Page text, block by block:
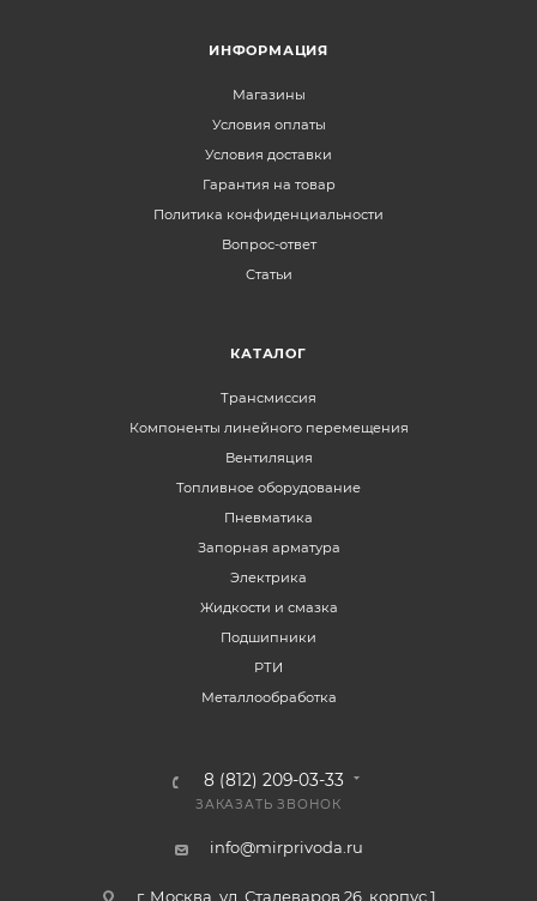
ИНФОРМАЦИЯ
Магазины
Условия оплаты
Условия доставки
Гарантия на товар
Политика конфиденциальности
Вопрос-ответ
Статьи
КАТАЛОГ
Трансмиссия
Компоненты линейного перемещения
Вентиляция
Топливное оборудование
Пневматика
Запорная арматура
Электрика
Жидкости и смазка
Подшипники
РТИ
Металлообработка
8 (812) 209-03-33
ЗАКАЗАТЬ ЗВОНОК
info@mirprivoda.ru
г. Москва, ул. Сталеваров 26, корпус 1